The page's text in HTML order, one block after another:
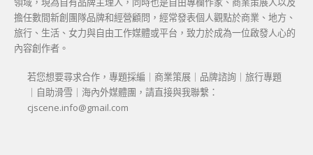
擔任數間新創團隊品牌和經營顧問，經常發表個人觀點於商業、地方、
旅行、生活、女力與自由工作媒體或平台，致力於成為一位啟發人心的
內容創作者。
若您想要尋求合作，專題採編｜商業策展｜品牌諮詢｜旅行專題
｜自助滑雪｜海內外媒體團，請直接與我聯繫：
cjscene.info@gmail.com